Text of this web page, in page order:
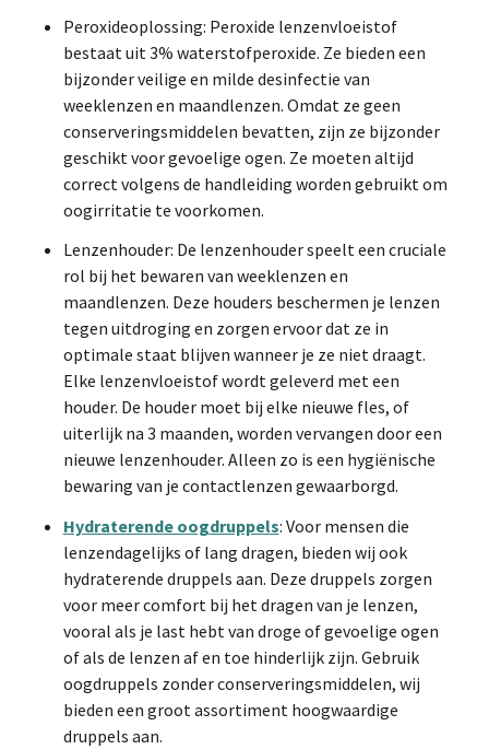
Peroxideoplossing: Peroxide lenzenvloeistof
bestaat uit 3% waterstofperoxide. Ze bieden een
bijzonder veilige en milde desinfectie van
weeklenzen en maandlenzen. Omdat ze geen
conserveringsmiddelen bevatten, zijn ze bijzonder
geschikt voor gevoelige ogen. Ze moeten altijd
correct volgens de handleiding worden gebruikt om
oogirritatie te voorkomen.
Lenzenhouder: De lenzenhouder speelt een cruciale
rol bij het bewaren van weeklenzen en
maandlenzen. Deze houders beschermen je lenzen
tegen uitdroging en zorgen ervoor dat ze in
optimale staat blijven wanneer je ze niet draagt.
Elke lenzenvloeistof wordt geleverd met een
houder. De houder moet bij elke nieuwe fles, of
uiterlijk na 3 maanden, worden vervangen door een
nieuwe lenzenhouder. Alleen zo is een hygiënische
bewaring van je contactlenzen gewaarborgd.
Hydraterende oogdruppels: Voor mensen die
lenzendagelijks of lang dragen, bieden wij ook
hydraterende druppels aan. Deze druppels zorgen
voor meer comfort bij het dragen van je lenzen,
vooral als je last hebt van droge of gevoelige ogen
of als de lenzen af en toe hinderlijk zijn. Gebruik
oogdruppels zonder conserveringsmiddelen, wij
bieden een groot assortiment hoogwaardige
druppels aan.